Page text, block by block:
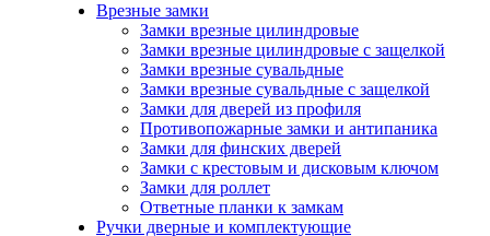
Врезные замки
Замки врезные цилиндровые
Замки врезные цилиндровые с защелкой
Замки врезные сувальдные
Замки врезные сувальдные с защелкой
Замки для дверей из профиля
Противопожарные замки и антипаника
Замки для финских дверей
Замки с крестовым и дисковым ключом
Замки для роллет
Ответные планки к замкам
Ручки дверные и комплектующие